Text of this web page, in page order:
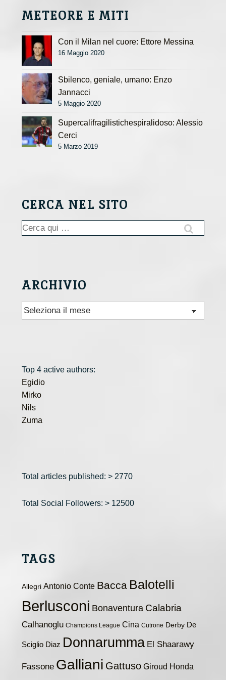
METEORE E MITI
Con il Milan nel cuore: Ettore Messina
16 Maggio 2020
Sbilenco, geniale, umano: Enzo
Jannacci
5 Maggio 2020
Supercalifragilistichespiralidoso: Alessio
Cerci
5 Marzo 2019
CERCA NEL SITO
Cerca:
ARCHIVIO
Archivio
Top 4 active authors:
Egidio
Mirko
Nils
Zuma
Total articles published: > 2770
Total Social Followers: > 12500
TAGS
Allegri Antonio Conte Bacca Balotelli
Berlusconi Bonaventura Calabria
Calhanoglu Champions League Cina Cutrone Derby De
Sciglio Diaz Donnarumma El Shaarawy
Fassone Galliani Gattuso Giroud Honda